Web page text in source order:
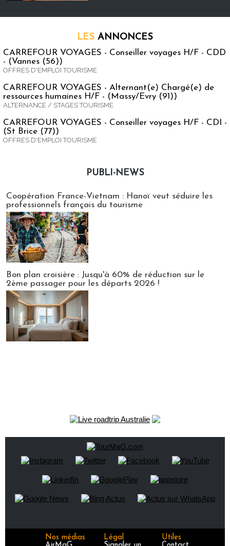
LES ANNONCES
CARREFOUR VOYAGES - Conseiller voyages H/F - CDD
- (Vannes (56))
OFFRES D'EMPLOI TOURISME
CARREFOUR VOYAGES - Alternant(e) Chargé(e) de
ressources humaines H/F - (Massy/Evry (91))
ALTERNANCE / STAGES TOURISME
CARREFOUR VOYAGES - Conseiller voyages H/F - CDI -
(St Brice (77))
OFFRES D'EMPLOI TOURISME
PUBLI-NEWS
Coopération France-Vietnam : Hanoï veut séduire les
professionnels français du tourisme
Bon plan croisière : Jusqu'à 60% de réduction sur le
2ème passager pour les départs 2026 !
Nos médias
Légal
Utiles